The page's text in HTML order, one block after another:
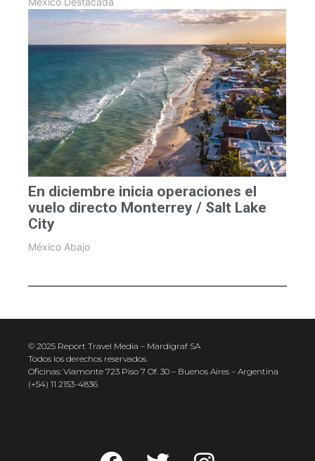
En diciembre inicia operaciones el
vuelo directo Monterrey / Salt Lake
City
México Abajo
© 2025 Report Travel Media – Mardigraf SA
Todos los derechos reservados.
Oficinas: Viamonte 723 Piso 7 Of. 30 – Buenos Aires – Argentina
(+54) 11 2153-4836